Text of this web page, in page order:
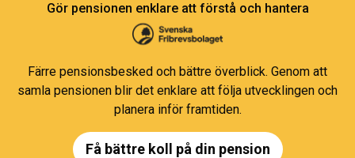
Gör pensionen enklare att förstå och hantera
Färre pensionsbesked och bättre överblick. Genom att
samla pensionen blir det enklare att följa utvecklingen och
planera inför framtiden.
Få bättre koll på din pension